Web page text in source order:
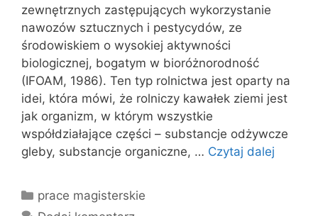
zewnętrznych zastępujących wykorzystanie
nawozów sztucznych i pestycydów, ze
środowiskiem o wysokiej aktywności
biologicznej, bogatym w bioróżnorodność
(IFOAM, 1986). Ten typ rolnictwa jest oparty na
idei, która mówi, że rolniczy kawałek ziemi jest
jak organizm, w którym wszystkie
współdziałające części – substancje odżywcze
gleby, substancje organiczne, … Czytaj dalej
Kategorie
prace magisterskie